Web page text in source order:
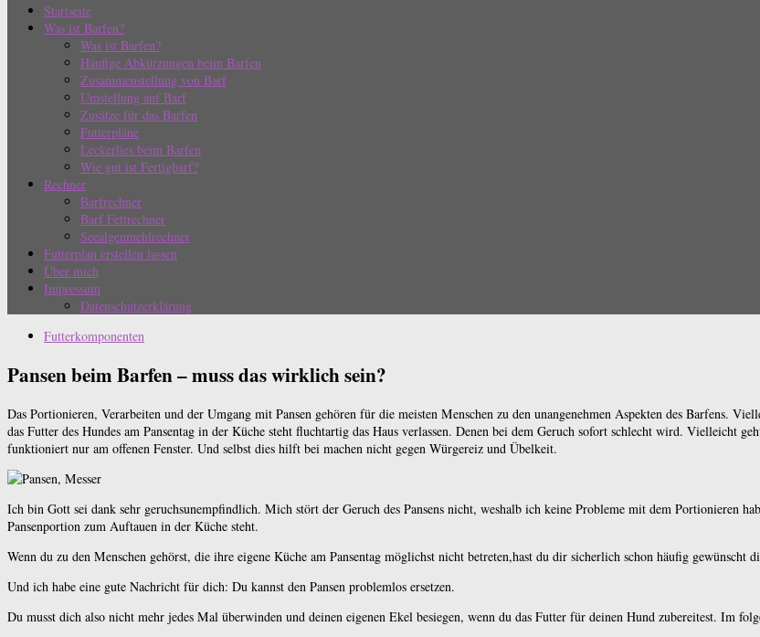
Startseite
Was ist Barfen?
Was ist Barfen?
Häufige Abkürzungen beim Barfen
Zusammenstellung von Barf
Umstellung auf Barf
Zusätze für das Barfen
Futterpläne
Leckerlies beim Barfen
Wie gut ist Fertigbarf?
Rechner
Barfrechner
Barf Fettrechner
Seealgenmehlrechner
Futterplan erstellen lassen
Über mich
Impressum
Datenschutzerklärung
Futterkomponenten
Pansen beim Barfen – muss das wirklich sein?
Das Portionieren, Verarbeiten und der Umgang mit Pansen gehören für die meisten Menschen zu den unangenehmen Aspekten des Barfens.
das Futter des Hundes am Pansentag in der Küche steht fluchtartig das Haus verlassen. Denen bei dem Geruch sofort schlecht wird. Vielleicht
funktioniert nur am offenen Fenster. Und selbst dies hilft bei machen nicht gegen Würgereiz und Übelkeit.
Ich bin Gott sei dank sehr geruchsunempfindlich. Mich stört der Geruch des Pansens nicht, weshalb ich keine Probleme mit dem Portionieren
Pansenportion zum Auftauen in der Küche steht.
Wenn du zu den Menschen gehörst, die ihre eigene Küche am Pansentag möglichst nicht betreten,hast du dir sicherlich schon häufig gewünscht
Und ich habe eine gute Nachricht für dich: Du kannst den Pansen problemlos ersetzen.
Du musst dich also nicht mehr jedes Mal überwinden und deinen eigenen Ekel besiegen, wenn du das Futter für deinen Hund zubereitest. Im